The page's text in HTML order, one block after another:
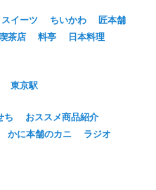
スイーツ ちいかわ
匠本舗
茶店 料亭
日本料理
東京駅
ち
おススメ商品紹介
かに本舗のカニ
ラジオ